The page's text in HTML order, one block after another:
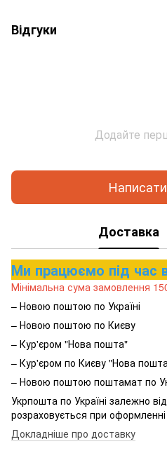
Відгуки
Додайте
Написати
Доставка
Ми працюємо під час
Мінімальна сума замовлення
– Новою поштою по Україні
– Новою поштою по Києву
– Кур'єром "Нова пошта"
– Кур'єром по Києву "Нова
– Новою поштою поштамат по
Укрпошта по Україні залежно
розраховується при
Докладніше про доставку